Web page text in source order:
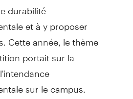
durabilité
et à y proposer
Cette année, le thème
portait sur la
sur le campus.